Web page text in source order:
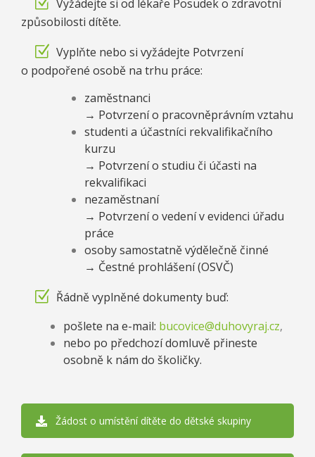
Vyžádejte si od lékaře Posudek o zdravotní
způsobilosti dítěte.
Vyplňte nebo si vyžádejte Potvrzení
o podpořené osobě na trhu práce:
zaměstnanci
→ Potvrzení o pracovněprávním vztahu
studenti a účastníci rekvalifikačního
kurzu
→ Potvrzení o studiu či účasti na
rekvalifikaci
nezaměstnaní
→ Potvrzení o vedení v evidenci úřadu
práce
osoby samostatně výdělečně činné
→ Čestné prohlášení (OSVČ)
Řádně vyplněné dokumenty buď:
pošlete na e-mail: bucovice@duhovyraj.cz,
nebo po předchozí domluvě přineste
osobně k nám do školičky.
Žádost o umístění dítěte do dětské skupiny